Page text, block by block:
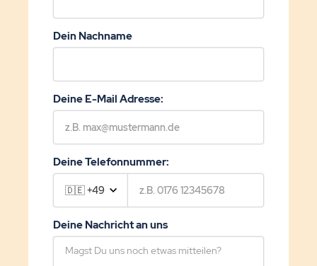
Dein Nachname
Deine E-Mail Adresse:
Deine Telefonnummer:
Deine Nachricht an uns